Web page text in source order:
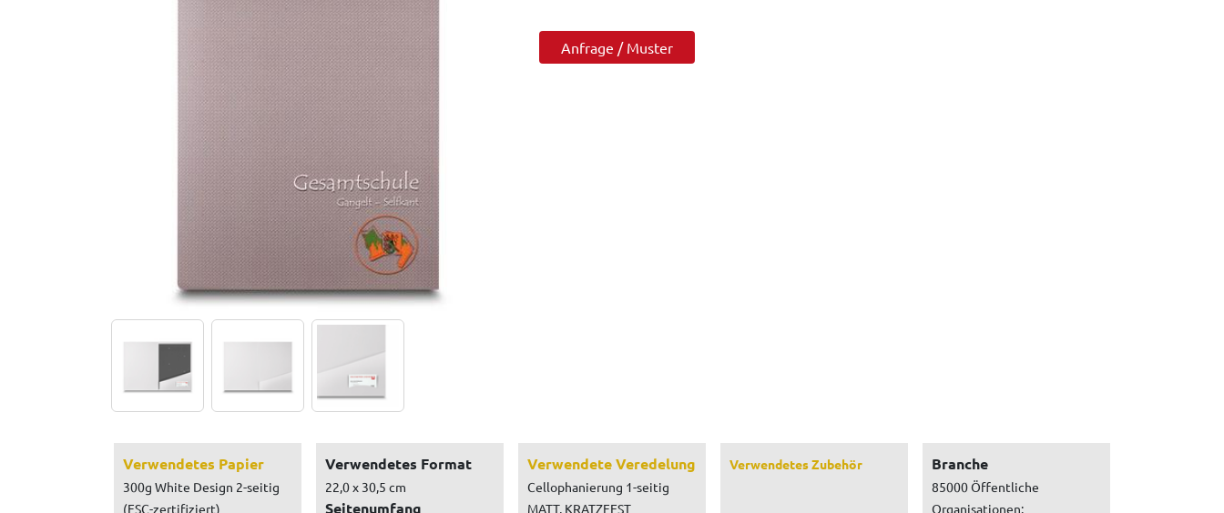
Anfrage / Muster
Verwendetes Papier
300g White Design 2-seitig
(FSC-zertifiziert)
Verwendetes Format
22,0 x 30,5 cm
Seitenumfang
Verwendete Veredelung
Cellophanierung 1-seitig
MATT, KRATZFEST
Verwendetes Zubehör Branche
85000 Öffentliche
Organisationen: